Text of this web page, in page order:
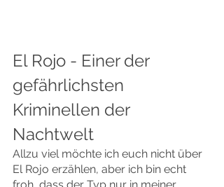
El Rojo - Einer der
gefährlichsten
Kriminellen der
Nachtwelt
Allzu viel möchte ich euch nicht über
El Rojo erzählen, aber ich bin echt